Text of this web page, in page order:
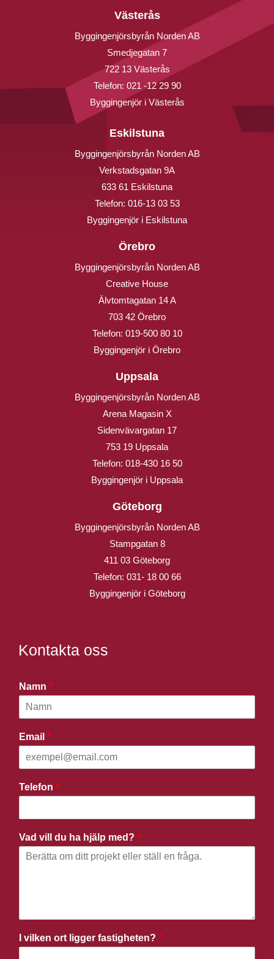
Västerås
Byggingenjörsbyrån Norden AB
Smedjegatan 7
722 13 Västerås
Telefon: 021 -12 29 90
Byggingenjör i Västerås
Eskilstuna
Byggingenjörsbyrån Norden AB
Verkstadsgatan 9A
633 61 Eskilstuna
Telefon: 016-13 03 53
Byggingenjör i Eskilstuna
Örebro
Byggingenjörsbyrån Norden AB
Creative House
Älvtomtagatan 14 A
703 42 Örebro
Telefon: 019-500 80 10
Byggingenjör i Örebro
Uppsala
Byggingenjörsbyrån Norden AB
Arena Magasin X
Sidenvävargatan 17
753 19 Uppsala
Telefon: 018-430 16 50
Byggingenjör i Uppsala
Göteborg
Byggingenjörsbyrån Norden AB
Stampgatan 8
411 03 Göteborg
Telefon: 031- 18 00 66
Byggingenjör i Göteborg
Kontakta oss
Namn *
Email *
Telefon *
Vad vill du ha hjälp med? *
I vilken ort ligger fastigheten? *